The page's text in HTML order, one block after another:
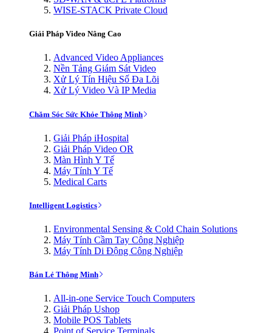
WISE-STACK Private Cloud
Giải Pháp Video Nâng Cao
Advanced Video Appliances
Nền Tảng Giám Sát Video
Xử Lý Tín Hiệu Số Đa Lõi
Xử Lý Video Và IP Media
Chăm Sóc Sức Khỏe Thông Minh
Giải Pháp iHospital
Giải Pháp Video OR
Màn Hình Y Tế
Máy Tính Y Tế
Medical Carts
Intelligent Logistics
Environmental Sensing & Cold Chain Solutions
Máy Tính Cầm Tay Công Nghiệp
Máy Tính Di Động Công Nghiệp
Bán Lẻ Thông Minh
All-in-one Service Touch Computers
Giải Pháp Ushop
Mobile POS Tablets